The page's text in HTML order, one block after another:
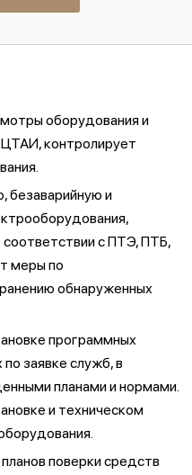
оборудования и
контролирует
безаварийную и
с ПТЭ, ПТБ,
меры по
обнаруженных
программных
заявке служб, в
планами и нормами.
и техническом
поверки средств